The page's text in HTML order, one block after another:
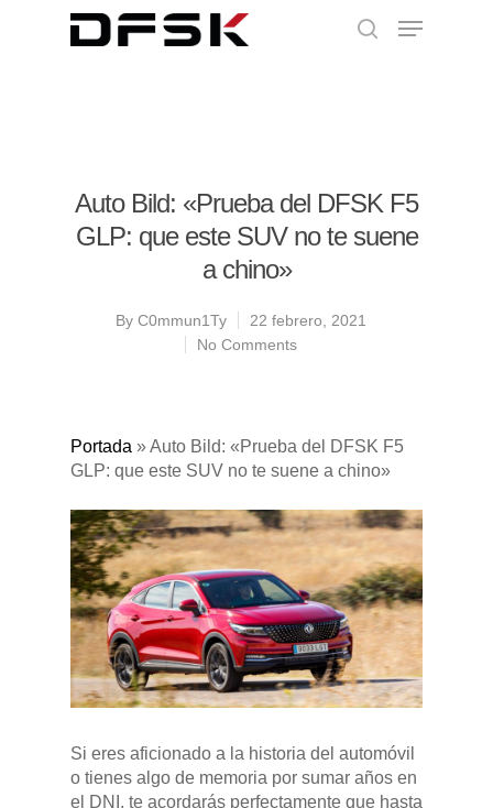
Auto Bild: «Prueba del DFSK F5
GLP: que este SUV no te suene
a chino»
By C0mmun1Ty
22 febrero, 2021
No Comments
Portada »Auto Bild: «Prueba del DFSK F5
GLP: que este SUV no te suene a chino»
Si eres aficionado a la historia del automóvil
o tienes algo de memoria por sumar años en
el DNI, te acordarás perfectamente que hasta